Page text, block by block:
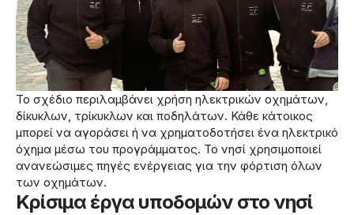
Το σχέδιο περιλαμβάνει χρήση ηλεκτρικών οχημάτων,
δίκυκλων, τρίκυκλων και ποδηλάτων. Κάθε κάτοικος
μπορεί να αγοράσει ή να χρηματοδοτήσει ένα ηλεκτρικό
όχημα μέσω του προγράμματος. Το νησί χρησιμοποιεί
ανανεώσιμες πηγές ενέργειας για την φόρτιση όλων
των οχημάτων.
Κρίσιμα έργα υποδομών στο νησί